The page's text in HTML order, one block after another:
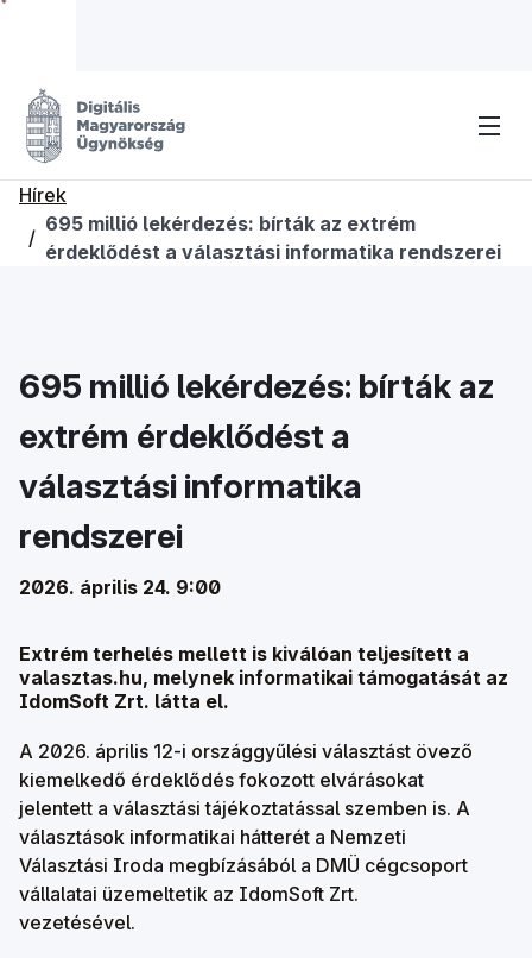
Hírek
/
695 millió lekérdezés: bírták az extrém
érdeklődést a választási informatika rendszerei
695 millió lekérdezés: bírták az
extrém érdeklődést a
választási informatika
rendszerei
2026. április 24. 9:00
Extrém terhelés mellett is kiválóan teljesített a
valasztas.hu, melynek informatikai támogatását az
IdomSoft Zrt. látta el.
A 2026. április 12-i országgyűlési választást övező
kiemelkedő érdeklődés fokozott elvárásokat
jelentett a választási tájékoztatással szemben is. A
választások informatikai hátterét a Nemzeti
Választási Iroda megbízásából a DMÜ cégcsoport
vállalatai üzemeltetik az IdomSoft Zrt.
vezetésével.